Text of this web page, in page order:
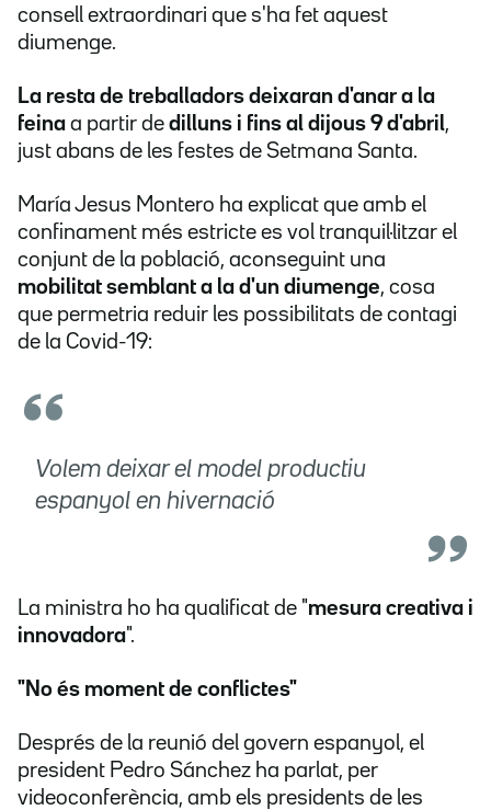
consell extraordinari que s'ha fet aquest
diumenge.
La resta de treballadors deixaran d'anar a la
feina a partir de dilluns i fins al dijous 9 d'abril,
just abans de les festes de Setmana Santa.
María Jesus Montero ha explicat que amb el
confinament més estricte es vol tranquil·litzar el
conjunt de la població, aconseguint una
mobilitat semblant a la d'un diumenge, cosa
que permetria reduir les possibilitats de contagi
de la Covid-19:
Volem deixar el model productiu
espanyol en hivernació
La ministra ho ha qualificat de "mesura creativa i
innovadora".
"No és moment de conflictes"
Després de la reunió del govern espanyol, el
president Pedro Sánchez ha parlat, per
videoconferència, amb els presidents de les